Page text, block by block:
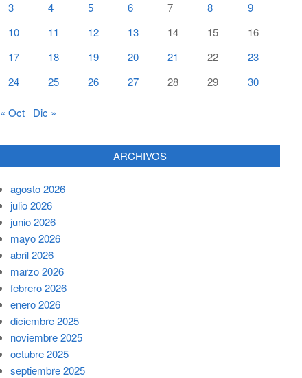
3
4 5 6 7 8
9
10
11 12 13 14 15
16
17
18 19 20 21 22
23
24
25 26 27 28 29 30
« Oct Dic »
ARCHIVOS
agosto 2026
julio 2026
junio 2026
mayo 2026
abril 2026
marzo 2026
febrero 2026
enero 2026
diciembre 2025
noviembre 2025
octubre 2025
septiembre 2025